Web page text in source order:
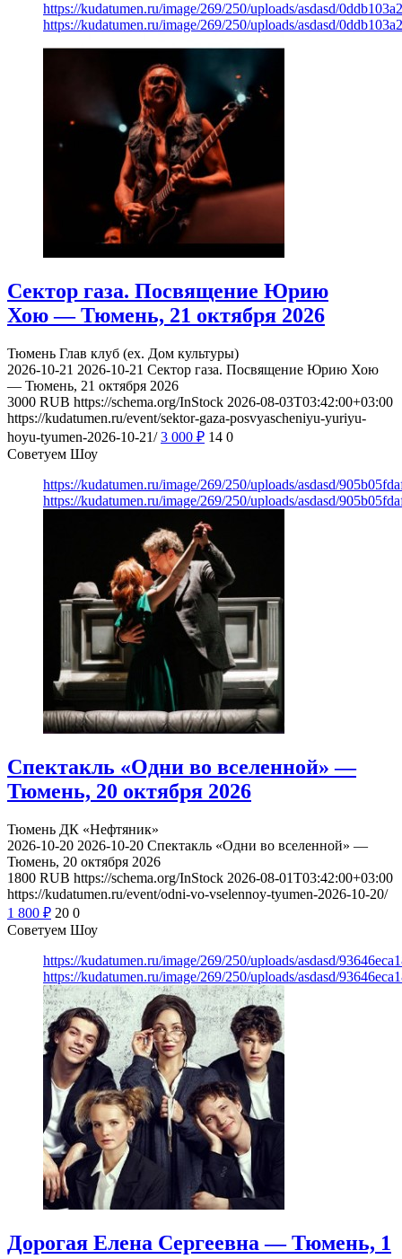
https://kudatumen.ru/image/269/250/uploads/asdasd/
https://kudatumen.ru/image/269/250/uploads/asdasd/
Сектор газа. Посвящение Юрию
Хою — Тюмень, 21 октября 2026
Тюмень Глав клуб (ex. Дом культуры)
2026-10-21 2026-10-21 Сектор газа. Посвящение Юрию Хою
— Тюмень, 21 октября 2026
3000 RUB https://schema.org/InStock 2026-08-03T03:42:00+03:00
https://kudatumen.ru/event/sektor-gaza-posvyascheniyu-yuriyu-
hoyu-tyumen-2026-10-21/ 3 000 ₽ 14 0
Советуем Шоу
https://kudatumen.ru/image/269/250/uploads/asdasd/
https://kudatumen.ru/image/269/250/uploads/asdasd/
Спектакль «Одни во вселенной» —
Тюмень, 20 октября 2026
Тюмень ДК «Нефтяник»
2026-10-20 2026-10-20 Спектакль «Одни во вселенной» —
Тюмень, 20 октября 2026
1800 RUB https://schema.org/InStock 2026-08-01T03:42:00+03:00
https://kudatumen.ru/event/odni-vo-vselennoy-tyumen-2026-10-20/
1 800 ₽ 20 0
Советуем Шоу
https://kudatumen.ru/image/269/250/uploads/asdasd/
https://kudatumen.ru/image/269/250/uploads/asdasd/
Дорогая Елена Сергеевна — Тюмень, 1